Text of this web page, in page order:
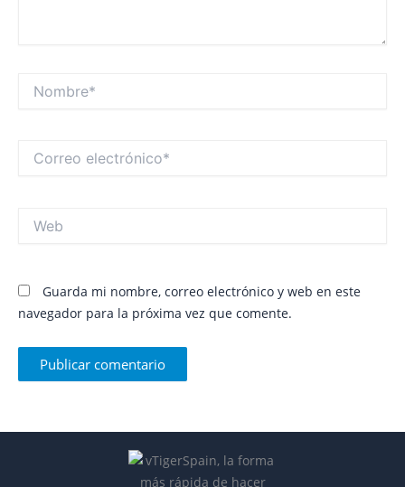
electrónico*
Guarda mi nombre, correo electrónico y web en este
navegador para la próxima vez que comente.